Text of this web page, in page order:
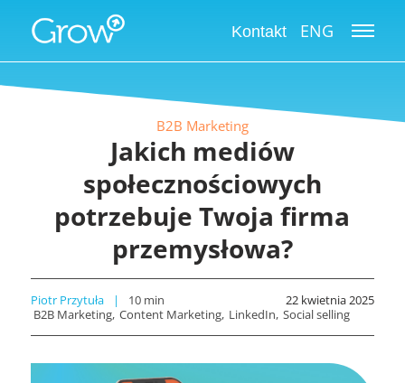
Kontakt ENG
B2B Marketing
Jakich mediów
społecznościowych
potrzebuje Twoja firma
przemysłowa?
Piotr Przytuła 10min
22 kwietnia 2025
B2B Marketing Content Marketing LinkedIn Social selling